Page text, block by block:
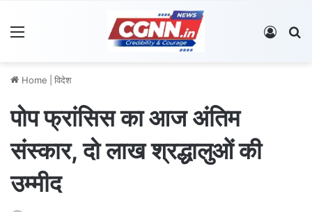
Log In
Home विदेश
पोप फ्रांसिस का आज अंतिम
संस्कार, दो लाख श्रद्धालुओं की
उम्मीद